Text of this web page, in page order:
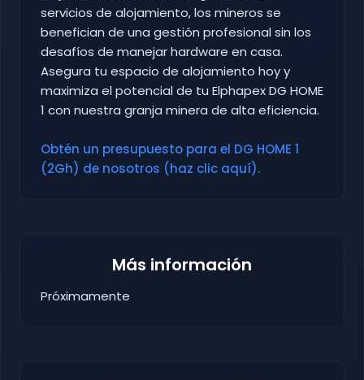
servicios de alojamiento, los mineros se
benefician de una gestión profesional sin los
desafíos de manejar hardware en casa.
Asegura tu espacio de alojamiento hoy y
maximiza el potencial de tu Elphapex DG HOME
1 con nuestra granja minera de alta eficiencia.
Obtén un presupuesto para el DG HOME 1
(2Gh) de nosotros (haz clic aquí).
Más información
Próximamente